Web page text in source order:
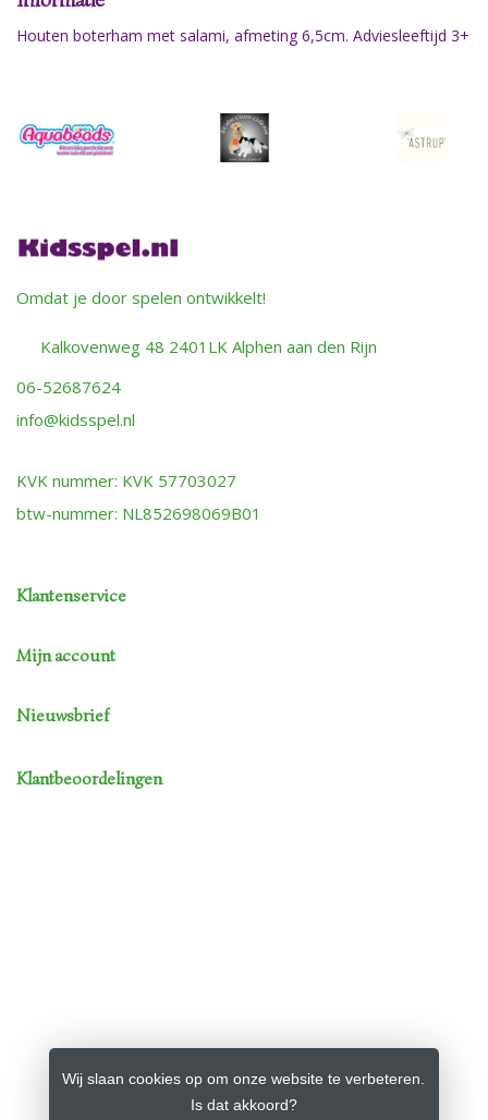
Houten boterham met salami, afmeting 6,5cm. Adviesleeftijd 3+
Omdat je door spelen ontwikkelt!
Kalkovenweg 48 2401LK Alphen aan den Rijn
06-52687624
info@kidsspel.nl
KVK nummer: KVK 57703027
btw-nummer: NL852698069B01
Klantenservice
Mijn account
Nieuwsbrief
Klantbeoordelingen
Wij slaan cookies op om onze website te verbeteren.
Is dat akkoord?